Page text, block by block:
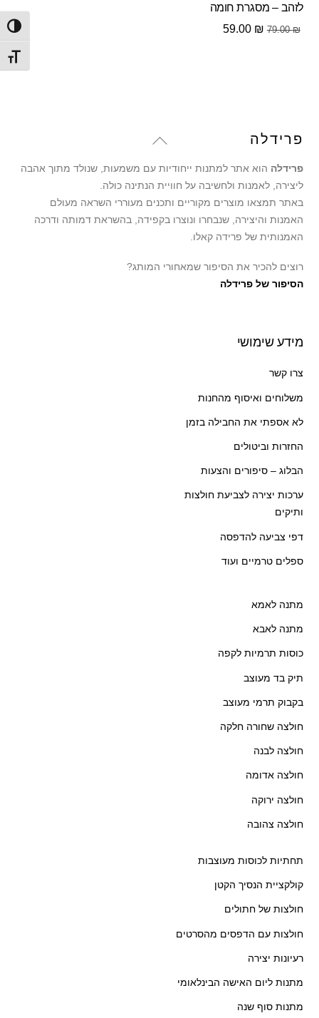
מתג
לזהב – מסגרת חומה
79.00₪
המחיר
59.00 ₪
Back
Top
פרידלה
פרידלה הוא אתר למתנות ייחודיות עם משמעות, שנולד מתוך אהבה
ליצירה, לאמנות ולחשיבה על חוויית הנתינה כולה.
באתר תמצאו מוצרים מקוריים ותכנים מעוררי השראה מעולם
האמנות והיצירה, שנבחרו ונוצרו בקפידה, בהשראת דמותה ודרכה
האמנותית של פרידה קאלו.
רוצים להכיר את הסיפור שמאחורי המותג?
הסיפור של פרידלה
מידע שימושי
צרו קשר
משלוחים ואיסוף מהחנות
לא אספתי את החבילה בזמן
החזרות וביטולים
הבלוג – סיפורים והצעות
ערכות יצירה לצביעת חולצות
ותיקים
דפי צביעה להדפסה
ספלים טרמיים ועוד
מתנה לאמא
מתנה לאבא
כוסות תרמיות לקפה
תיק בד מעוצב
בקבוק תרמי מעוצב
חולצה שחורה חלקה
חולצה לבנה
חולצה אדומה
חולצה ירוקה
חולצה צהובה
תחתיות לכוסות מעוצבות
קולקציית הנסיך הקטן
חולצות של חתולים
חולצות עם הדפסים מהסרטים
רעיונות יצירה
מתנות ליום האישה הבינלאומי
מתנות סוף שנה